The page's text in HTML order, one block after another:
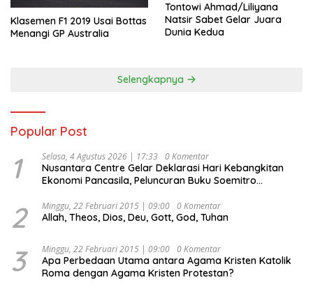
Klasemen F1 2019 Usai Bottas
Menangi GP Australia
Tontowi Ahmad/Liliyana
Natsir Sabet Gelar Juara
Dunia Kedua
Selengkapnya
Popular Post
1 Selasa, 4 Agustus 2026 | 17:33 0 Komentar
Nusantara Centre Gelar Deklarasi Hari Kebangkitan
Ekonomi Pancasila, Peluncuran Buku Soemitro
Ekonomi Politik Indonesia) & Simposium Nasional
“Urgensi Undang-Undang Perekonomian Nasional dan
Indonesia Emas 2045”,
2 Minggu, 22 Februari 2015 | 09:00 0 Komentar
Allah, Theos, Dios, Deu, Gott, God, Tuhan
3 Minggu, 22 Februari 2015 | 09:00 0 Komentar
Apa Perbedaan Utama antara Agama Kristen Katolik
Roma dengan Agama Kristen Protestan?